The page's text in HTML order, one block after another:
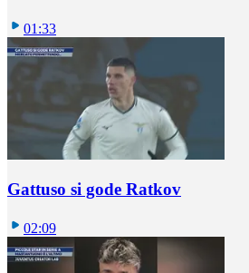
01:33
Gattuso si gode Ratkov
02:09